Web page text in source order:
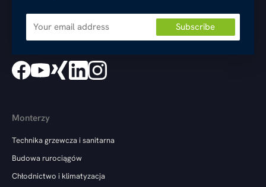
Monterzy
Technika grzewcza i sanitarna
Budowa rurociągów
Chłodnictwo i klimatyzacja